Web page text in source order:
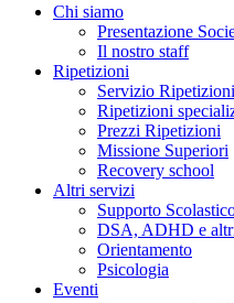
Chi siamo
Presentazione
Il nostro staff
Ripetizioni
Servizio Ripetizioni
Ripetizioni
Prezzi Ripetizioni
Missione Superiori
Recovery school
Altri servizi
Supporto
DSA, ADHD e
Orientamento
Psicologia
Eventi